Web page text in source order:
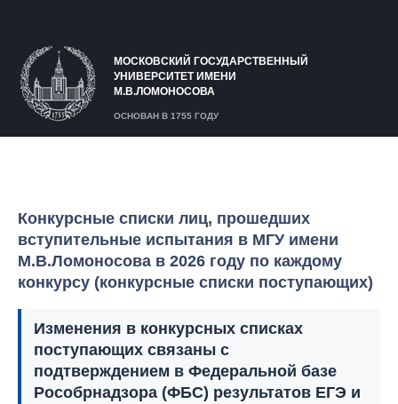
МОСКОВСКИЙ ГОСУДАРСТВЕННЫЙ
УНИВЕРСИТЕТ ИМЕНИ
М.В.ЛОМОНОСОВА
ОСНОВАН В 1755 ГОДУ
Конкурсные списки лиц, прошедших
вступительные испытания в МГУ имени
М.В.Ломоносова в 2026 году по каждому
конкурсу (конкурсные списки поступающих)
Изменения в конкурсных списках
поступающих связаны с
подтверждением в Федеральной базе
Рособрнадзора (ФБС) результатов ЕГЭ и